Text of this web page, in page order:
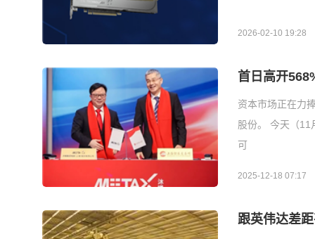
2026-02-10 19:28
首日高开
资本市场正在力
股份。 今天（11
可
2025-12-18 07:17
跟英伟达差